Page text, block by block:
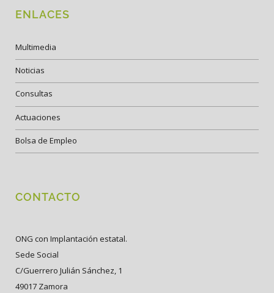
ENLACES
Multimedia
Noticias
Consultas
Actuaciones
Bolsa de Empleo
CONTACTO
ONG con Implantación estatal.
Sede Social
C/Guerrero Julián Sánchez, 1
49017 Zamora